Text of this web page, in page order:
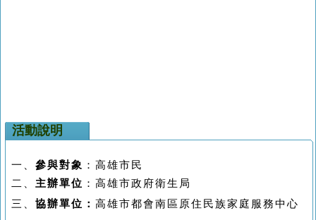
活動說明
一、 參與對象 ：高雄市民
二、 主辦單位 ：高雄市政府衛生局
三、 協辦單位： 高雄市都會南區原住民族家庭服務中心